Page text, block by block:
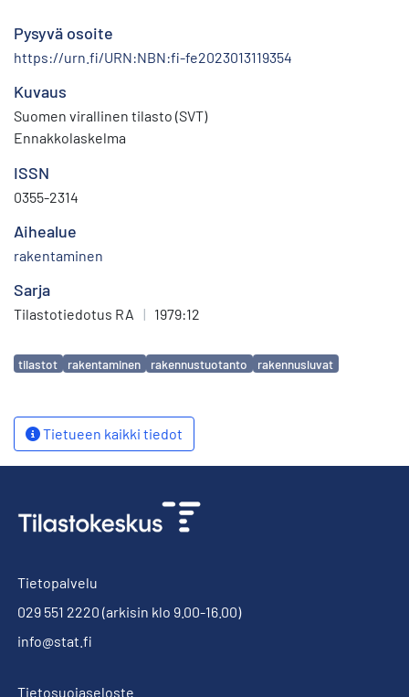
Pysyvä osoite
https://urn.fi/URN:NBN:fi-fe2023013119354
Kuvaus
Suomen virallinen tilasto (SVT)
Ennakkolaskelma
ISSN
0355-2314
Aihealue
rakentaminen
Sarja
Tilastotiedotus RA | 1979:12
Avainsanat
tilastot rakentaminen rakennustuotanto rakennusluvat
Tietueen kaikki tiedot
Tietopalvelu
029 551 2220 (arkisin klo 9.00-16.00)
info@stat.fi
Tietosuojaseloste